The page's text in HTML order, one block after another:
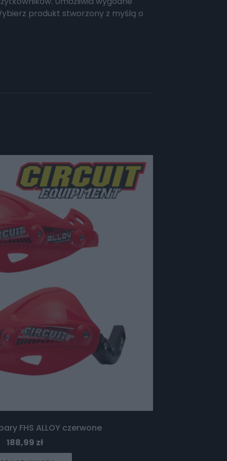
produkt stworzony z myślą o
FHS ALLOY czerwone
188,99 zł